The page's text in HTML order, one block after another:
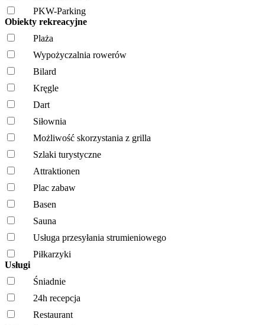
PKW-Parking
Obiekty rekreacyjne
Plaża
Wypożyczalnia rowerów
Bilard
Kręgle
Dart
Siłownia
Możliwość skorzystania z grilla
Szlaki turystyczne
Attraktionen
Plac zabaw
Basen
Sauna
Usługa przesyłania strumieniowego
Piłkarzyki
Usługi
Śniadnie
24h recepcja
Restaurant